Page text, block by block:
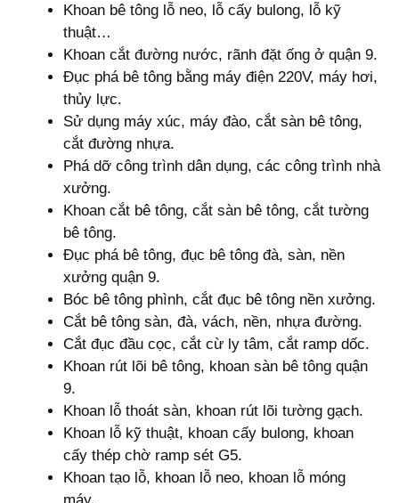
Khoan bê tông lỗ neo, lỗ cấy bulong, lỗ kỹ
thuật…
Khoan cắt đường nước, rãnh đặt ống ở quận 9.
Đục phá bê tông bằng máy điện 220V, máy hơi,
thủy lực.
Sử dụng máy xúc, máy đào, cắt sàn bê tông,
cắt đường nhựa.
Phá dỡ công trình dân dụng, các công trình nhà
xưởng.
Khoan cắt bê tông, cắt sàn bê tông, cắt tường
bê tông.
Đục phá bê tông, đục bê tông đà, sàn, nền
xưởng quận 9.
Bóc bê tông phình, cắt đục bê tông nền xưởng.
Cắt bê tông sàn, đà, vách, nền, nhựa đường.
Cắt đục đầu cọc, cắt cừ ly tâm, cắt ramp dốc.
Khoan rút lõi bê tông, khoan sàn bê tông quận
9.
Khoan lỗ thoát sàn, khoan rút lõi tường gạch.
Khoan lỗ kỹ thuật, khoan cấy bulong, khoan
cấy thép chờ ramp sét G5.
Khoan tạo lỗ, khoan lỗ neo, khoan lỗ móng